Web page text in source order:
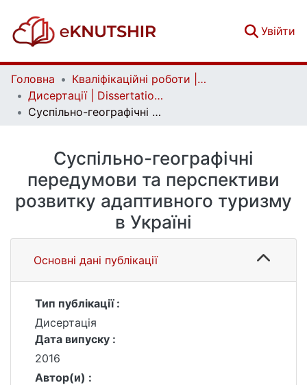
Увійти
Головна
Кваліфікаційні роботи | Qualifying works
Дисертації | Dissertations
Суспільно-географічні передумови та перспективи розвитку адаптивного туризму в Україні
Суспільно-географічні
передумови та перспективи
розвитку адаптивного туризму
в Україні
Основні дані публікації
Тип публікації :
Дисертація
Дата випуску :
2016
Автор(и) :